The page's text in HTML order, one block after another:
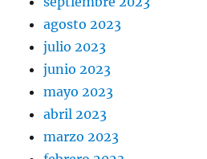
agosto 2023
julio 2023
junio 2023
mayo 2023
abril 2023
marzo 2023